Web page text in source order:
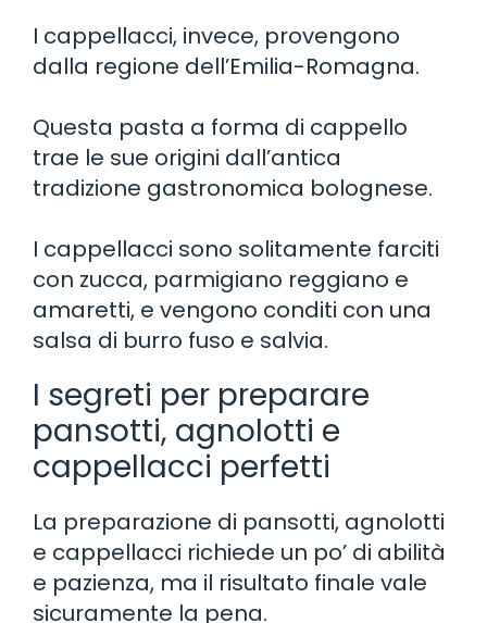
I cappellacci, invece, provengono
dalla regione dell’Emilia-Romagna.
Questa pasta a forma di cappello
trae le sue origini dall’antica
tradizione gastronomica bolognese.
I cappellacci sono solitamente farciti
con zucca, parmigiano reggiano e
amaretti, e vengono conditi con una
salsa di burro fuso e salvia.
I segreti per preparare
pansotti, agnolotti e
cappellacci perfetti
La preparazione di pansotti, agnolotti
e cappellacci richiede un po’ di abilità
e pazienza, ma il risultato finale vale
sicuramente la pena.